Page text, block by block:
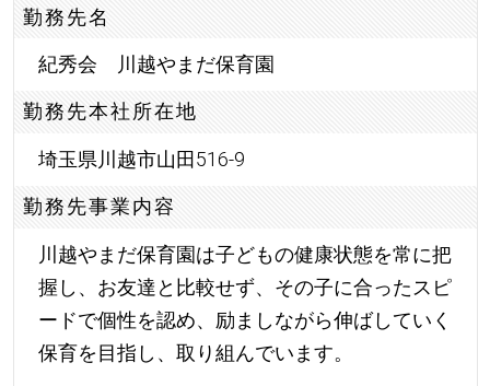
勤務先名
紀秀会 川越やまだ保育園
勤務先本社所在地
埼玉県川越市山田516-9
勤務先事業内容
川越やまだ保育園は子どもの健康状態を常に把
握し、お友達と比較せず、その子に合ったスピ
ードで個性を認め、励ましながら伸ばしていく
保育を目指し、取り組んでいます。